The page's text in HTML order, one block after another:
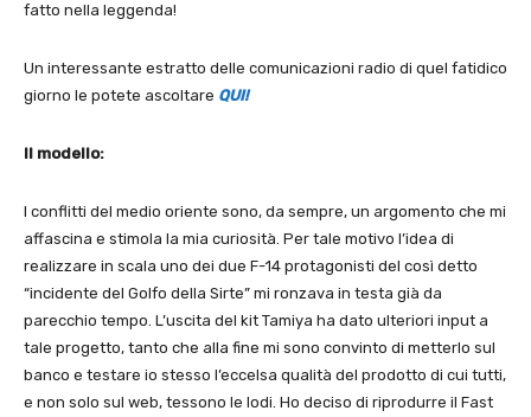
fatto nella leggenda!
Un interessante estratto delle comunicazioni radio di quel fatidico
giorno le potete ascoltare QUI!
Il modello:
I conflitti del medio oriente sono, da sempre, un argomento che mi
affascina e stimola la mia curiosità. Per tale motivo l’idea di
realizzare in scala uno dei due F-14 protagonisti del così detto
“incidente del Golfo della Sirte” mi ronzava in testa già da
parecchio tempo. L’uscita del kit Tamiya ha dato ulteriori input a
tale progetto, tanto che alla fine mi sono convinto di metterlo sul
banco e testare io stesso l’eccelsa qualità del prodotto di cui tutti,
e non solo sul web, tessono le lodi. Ho deciso di riprodurre il Fast